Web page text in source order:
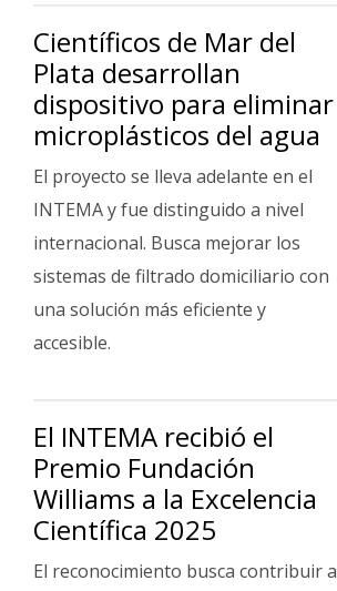
Científicos de Mar del
Plata desarrollan
dispositivo para eliminar
microplásticos del agua
El proyecto se lleva adelante en el
INTEMA y fue distinguido a nivel
internacional. Busca mejorar los
sistemas de filtrado domiciliario con
una solución más eficiente y
accesible.
El INTEMA recibió el
Premio Fundación
Williams a la Excelencia
Científica 2025
El reconocimiento busca contribuir a